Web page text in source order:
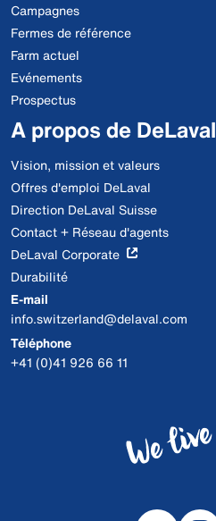
Campagnes
Fermes de référence
Farm actuel
Evénements
Prospectus
A propos de DeLaval
Vision, mission et valeurs
Offres d'emploi DeLaval
Direction DeLaval Suisse
Contact + Réseau d'agents
DeLaval Corporate
Durabilité
E-mail
info.switzerland@delaval.com
Téléphone
+41 (0)41 926 66 11